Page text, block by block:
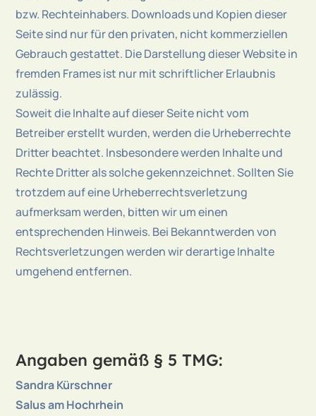
bzw. Rechteinhabers. Downloads und Kopien dieser
Seite sind nur für den privaten, nicht kommerziellen
Gebrauch gestattet. Die Darstellung dieser Website in
fremden Frames ist nur mit schriftlicher Erlaubnis
zulässig.
Soweit die Inhalte auf dieser Seite nicht vom
Betreiber erstellt wurden, werden die Urheberrechte
Dritter beachtet. Insbesondere werden Inhalte und
Rechte Dritter als solche gekennzeichnet. Sollten Sie
trotzdem auf eine Urheberrechtsverletzung
aufmerksam werden, bitten wir um einen
entsprechenden Hinweis. Bei Bekanntwerden von
Rechtsverletzungen werden wir derartige Inhalte
umgehend entfernen.
Angaben gemäß § 5 TMG:
Sandra Kürschner
Salus am Hochrhein